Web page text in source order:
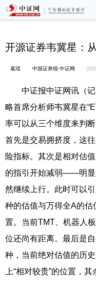
开源证券韦冀星：
葛瑶 中国证券报·中证网
中证报中证网讯（记
略首席分析师韦冀星在
率可以从三个维度来判
首先是交易拥挤度，这
险指标。其次是相对估
的指引开始减弱——明显
然继续上行。此时可以
种的估值与万得全A的
置。当前TMT、机器人
位还尚有距离。最后是
种，当前绝对估值的历
上“相对较贵”的位置，